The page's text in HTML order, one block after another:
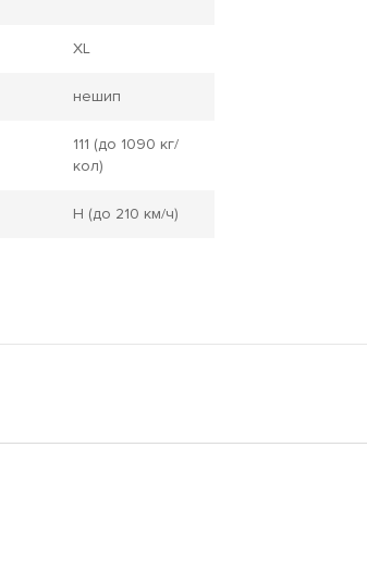
XL
нешип
111 (до 1090 кг/
кол)
H (до 210 км/ч)